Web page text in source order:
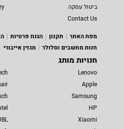
ביטול עסקה
Contact Us
מפת האתר
תקנון הגנת פרטיות
חנות מחשבים וסלולר
מגזין אייבורי
חנויות מותג
Lenovo
Apple
Samsung
HP
Xiaomi